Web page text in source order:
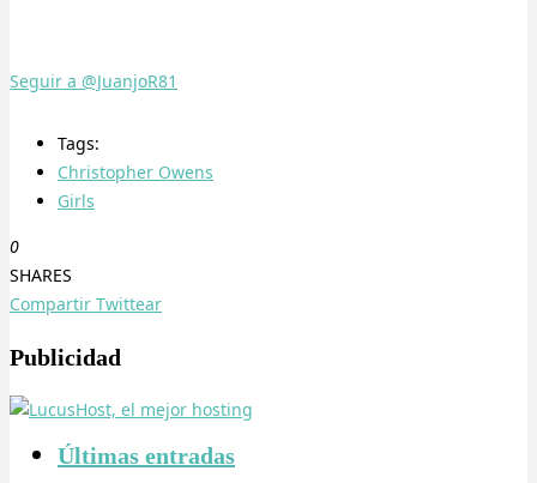
Seguir a @JuanjoR81
Tags:
Christopher Owens
Girls
0
SHARES
Compartir Twittear
Publicidad
Últimas entradas